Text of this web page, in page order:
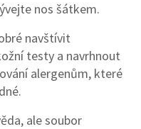
nos šátkem.
navštívit
testy a navrhnout
alergenům, které
ale soubor